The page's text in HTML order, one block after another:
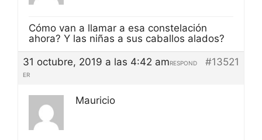
Cómo van a llamar a esa constelación
ahora? Y las niñas a sus caballos alados?
31 octubre, 2019 a las 4:42 am
#13521
RESPOND
ER
Mauricio